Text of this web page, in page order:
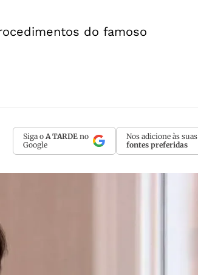
do famoso
Siga o A TARDE no
Google
Nos adicione às suas
fontes preferidas